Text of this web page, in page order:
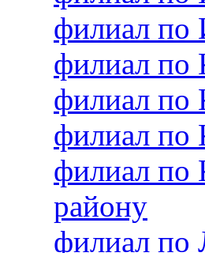
филиал по
филиал по
филиал по
филиал по
филиал по
району
филиал по